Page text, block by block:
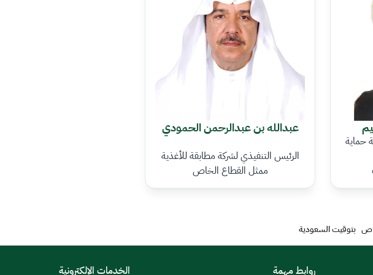
حماية
عبدالله بن عبدالرحمن الحمودي
الرئيس التنفيذي لشركة مطابقة للأغذية
ممثل القطاع الخاص
بتوقيت السعودية
روابط مهمة الخدمات الإلكترونية